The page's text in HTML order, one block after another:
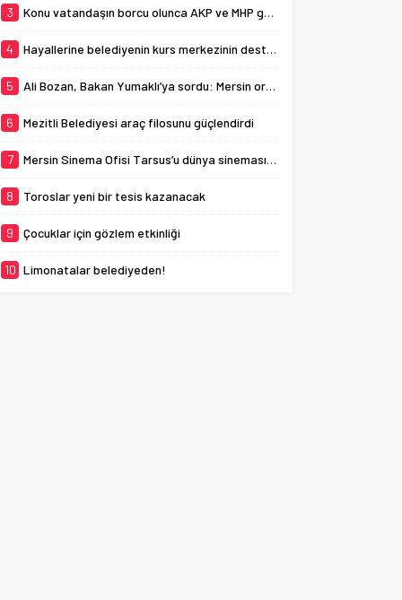
Ayrancı Tesisi’ndeki belediyeye
3 Konu vatandaşın borcu olunca AKP ve MHP görmezden geldi!
4 Hayallerine belediyenin kurs merkezinin desteğiyle ulaştılar
5 Ali Bozan, Bakan Yumaklı’ya sordu: Mersin orman yangınlarına karşı hazır mı?
6 Mezitli Belediyesi araç filosunu güçlendirdi
7 Mersin Sinema Ofisi Tarsus’u dünya sinemasına açıyor
8 Toroslar yeni bir tesis kazanacak
9 Çocuklar için gözlem etkinliği
10 Limonatalar belediyeden!